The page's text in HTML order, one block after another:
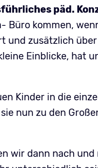
päd.
kommen,
und zusätzlich
Einblicke, hat
Kinder in die
nun zu den
wir dann nach